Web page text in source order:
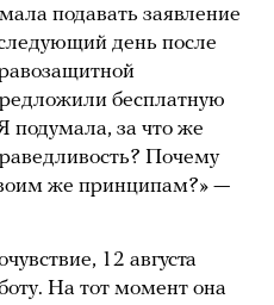
подавать заявление
день после
бесплатную
за что же
Почему
же принципам?» —
12 августа
На тот момент она